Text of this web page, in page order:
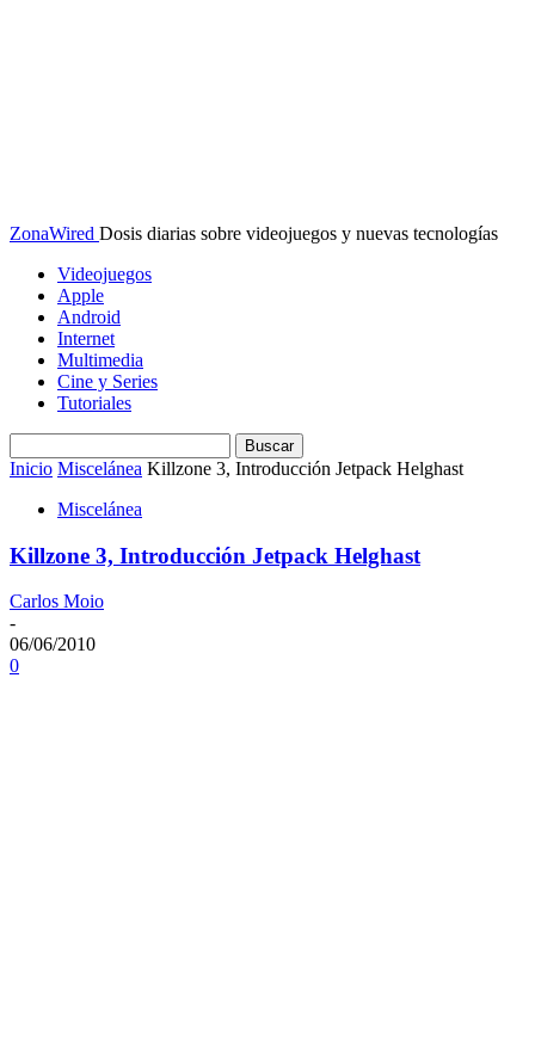
ZonaWired Dosis diarias sobre videojuegos y nuevas tecnologías
Videojuegos
Apple
Android
Internet
Multimedia
Cine y Series
Tutoriales
Inicio Miscelánea Killzone 3, Introducción Jetpack Helghast
Miscelánea
Killzone 3, Introducción Jetpack Helghast
Carlos Moio
-
06/06/2010
0